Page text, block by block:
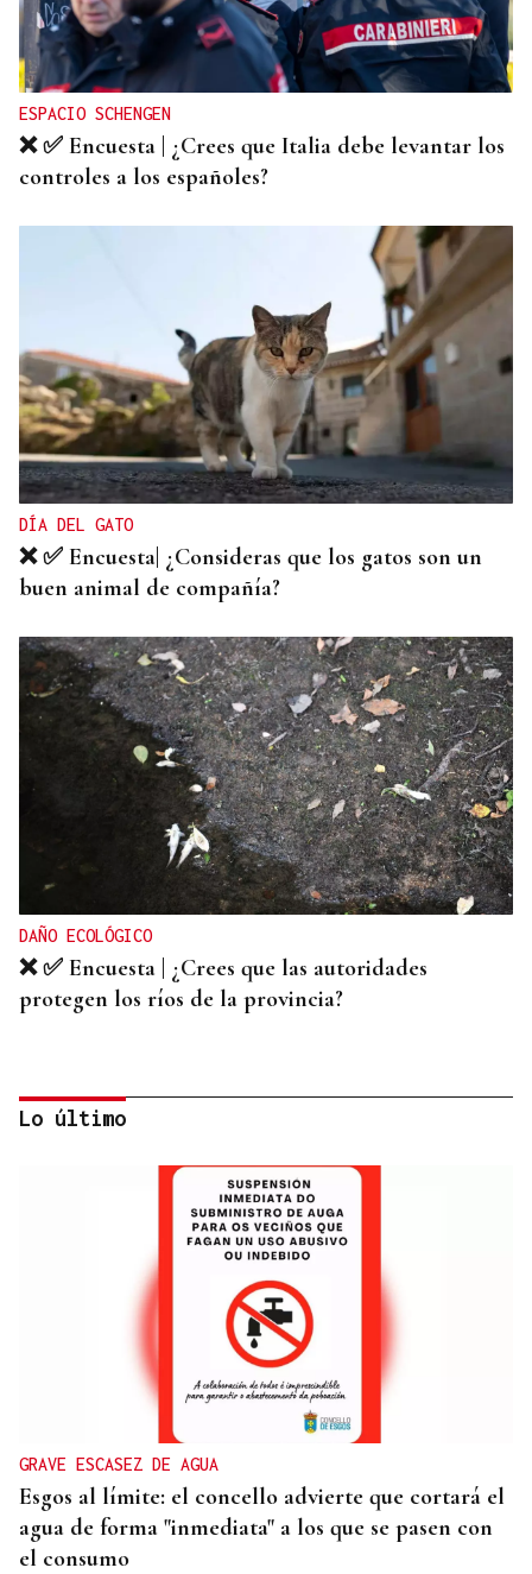
ESPACIO SCHENGEN
❌ ✅ Encuesta | ¿Crees que Italia debe levantar los
controles a los españoles?
DÍA DEL GATO
❌ ✅ Encuesta| ¿Consideras que los gatos son un
buen animal de compañía?
DAÑO ECOLÓGICO
❌ ✅ Encuesta | ¿Crees que las autoridades
protegen los ríos de la provincia?
❌ ✅ Encuesta | ¿Crees que la entrada masiva de
migrantes en Ceuta ha podido ser impulsada por
el régimen marroquí?
Lo último
GRAVE ESCASEZ DE AGUA
Esgos al límite: el concello advierte que cortará el
agua de forma "inmediata" a los que se pasen con
el consumo